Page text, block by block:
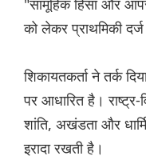
"सामूहिक हिंसा और
को लेकर प्राथमिकी
शिकायतकर्ता ने तर्क
पर आधारित है। राष्ट्र-
शांति, अखंडता और
इरादा रखती है।